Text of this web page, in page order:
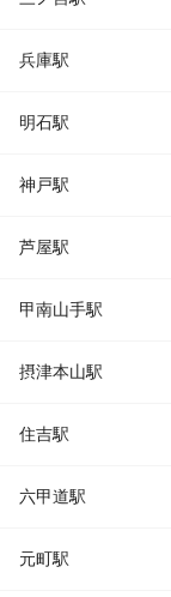
兵庫駅
明石駅
神戸駅
芦屋駅
甲南山手駅
摂津本山駅
住吉駅
六甲道駅
元町駅